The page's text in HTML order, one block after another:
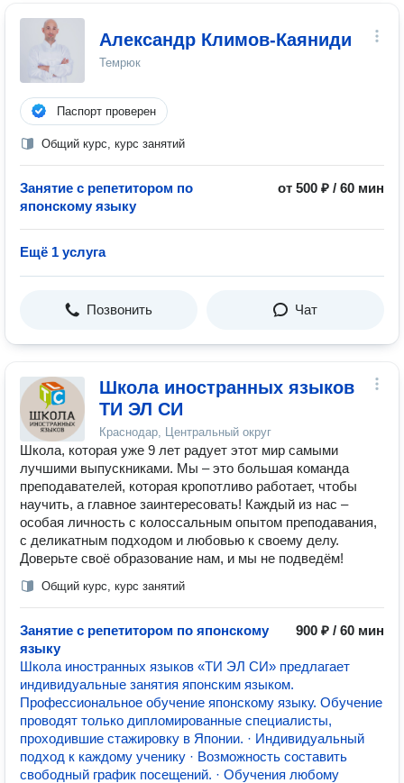
Александр Климов-Каяниди
Темрюк
Паспорт проверен
Общий курс, курс занятий
Занятие с репетитором по
японскому языку
от 500 ₽ / 60 мин
Ещё 1 услуга
Позвонить Чат
Школа иностранных языков
ТИ ЭЛ СИ
Краснодар, Центральный округ
Школа, которая уже 9 лет радует этот мир самыми
лучшими выпускниками. Мы – это большая команда
преподавателей, которая кропотливо работает, чтобы
научить, а главное заинтересовать! Каждый из нас –
особая личность с колоссальным опытом преподавания,
с деликатным подходом и любовью к своему делу.
Доверьте своё образование нам, и мы не подведём!
Общий курс, курс занятий
Занятие с репетитором по японскому
языку
900 ₽ / 60 мин
Школа иностранных языков «ТИ ЭЛ СИ» предлагает
индивидуальные занятия японским языком.
Профессиональное обучение японскому языку. Обучение
проводят только дипломированные специалисты,
проходившие стажировку в Японии. · Индивидуальный
подход к каждому ученику · Возможность составить
свободный график посещений. · Обучения любому